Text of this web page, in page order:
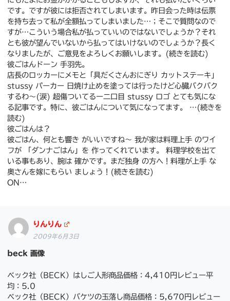
です。ですが彼には拒否されてしまいます。昨日会った時は伝票
を持ち去って私が全額払ってしまいました…；そこで質問なので
すが…こういう場合私が払っていいのではないでしょうか？それ
とも彼が望んでいないから払ってはいけないのでしょうか？長く
なりましたが、ご意見をよろしくお願いします。(続きを読む)
彼ごはんドーン 手羽先。
店長のロッカーにメモと「具だくさんおにぎり カットステーキ」
stussy パーカー 日焼け止めを塗っては行ったけど心臓バクバク
するわ〜(涙) 超傷ついてるー二口目 stussy ロゴ とても気にな
る記事です。特に、彼ごはんについて気になってます。 …(続きを
読む)
彼ごはんは？
彼ごはん、何とも響き がいいですね～ 我が家は料理上手 のワイ
フが 「ダンナごはん」を 作ってくれています。 料理学校を出て
いる事もあり、腕は 確かです。まだ独身 の方へ！料理が上手 な
奥さんを嫁にもらい ましょう！(続きを読む)
ON…
りんりん
2009年6月3日
beck 画像
ベック社（BECK）はしご人形商品価格：4,410円レビュー平
均：5.0
ベック社（BECK）バケツの玉落し商品価格：5,670円レビュー